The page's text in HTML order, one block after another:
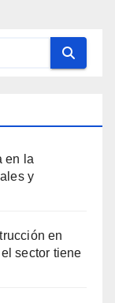
en la
y
en
sector tiene